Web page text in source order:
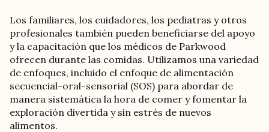
Los familiares, los cuidadores, los pediatras y otros
profesionales también pueden beneficiarse del apoyo
y la capacitación que los médicos de Parkwood
ofrecen durante las comidas. Utilizamos una variedad
de enfoques, incluido el enfoque de alimentación
secuencial-oral-sensorial (SOS) para abordar de
manera sistemática la hora de comer y fomentar la
exploración divertida y sin estrés de nuevos
alimentos.